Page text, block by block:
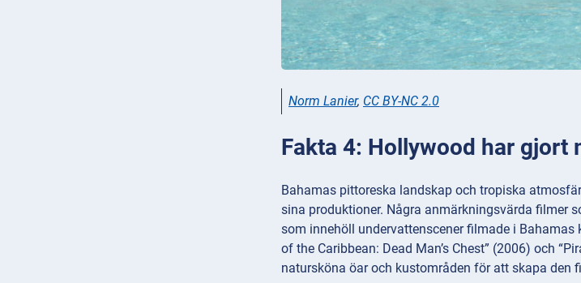
Norm Lanier, CC BY-NC 2.0
Fakta 4: Hollywood har gjort
Bahamas pittoreska landskap och tropiska
sina produktioner. Några anmärkningsvärda filmer
som innehöll undervattenscener filmade i
of the Caribbean: Dead Man’s Chest” (2006) och
natursköna öar och kustområden för att skapa den